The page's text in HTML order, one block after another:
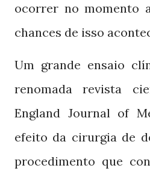
ocorrer no momento
chances de isso
Um grande ensaio
renomada revista
England Journal of
efeito da cirurgia de
procedimento que